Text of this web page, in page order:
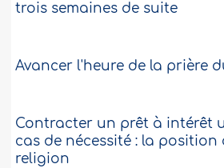
trois semaines de suite
Avancer l'heure de la prière
Contracter un prêt à intérêt
cas de nécessité : la position
religion